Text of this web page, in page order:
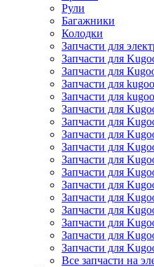
Рули
Багажники
Колодки
Запчасти для
Запчасти для
Запчасти для
Запчасти для
Запчасти для
Запчасти для
Запчасти для
Запчасти для
Запчасти для
Запчасти для
Запчасти для
Запчасти для
Запчасти для
Запчасти для
Запчасти для
Запчасти для
Запчасти для
Все запчасти на